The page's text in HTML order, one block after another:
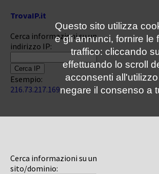
TrovaIP.it
Cerca informazioni su un
indirizzo IP:
Esempio:
216.73.217.169
Cerca informazioni su un
sito/dominio:
Questo sito utilizza
e gli annunci, fornire le
traffico: cliccando
effettuando lo scroll
acconsenti
negare il consenso a